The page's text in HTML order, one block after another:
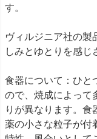
す。
ヴィルジニア社の製
しみとゆとりを感じ
食器について：ひと
ので、焼成によって
りが異なります。食
薬の小さな粒子が付